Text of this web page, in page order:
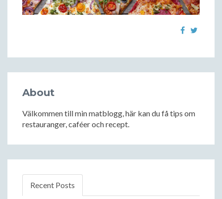
About
Välkommen till min matblogg, här kan du få tips om
restauranger, caféer och recept.
Recent Posts